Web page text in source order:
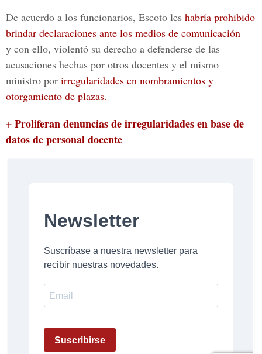
De acuerdo a los funcionarios, Escoto les habría prohibido
brindar declaraciones ante los medios de comunicación
y con ello, violentó su derecho a defenderse de las
acusaciones hechas por otros docentes y el mismo
ministro por irregularidades en nombramientos y
otorgamiento de plazas.
+ Proliferan denuncias de irregularidades en base de
datos de personal docente